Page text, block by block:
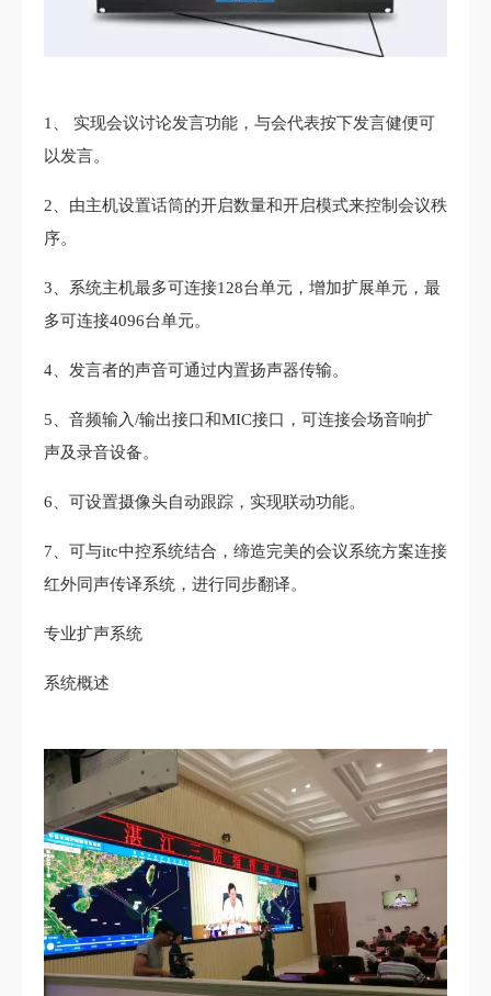
1、 实现会议讨论发言功能，与会代表按下发言健便可
以发言。
2、由主机设置话筒的开启数量和开启模式来控制会议秩
序。
3、系统主机最多可连接128台单元，增加扩展单元，最
多可连接4096台单元。
4、发言者的声音可通过内置扬声器传输。
5、音频输入/输出接口和MIC接口，可连接会场音响扩
声及录音设备。
6、可设置摄像头自动跟踪，实现联动功能。
7、可与itc中控系统结合，缔造完美的会议系统方案连接
红外同声传译系统，进行同步翻译。
专业扩声系统
系统概述